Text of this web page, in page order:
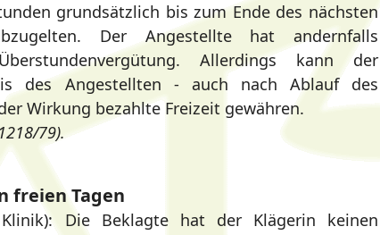
grundsätzlich bis zum Ende des nächsten
Der Angestellte hat andernfalls
Allerdings kann der
des Angestellten - auch nach Ablauf des
Wirkung bezahlte Freizeit gewähren.
79).
freien Tagen
Die Beklagte hat der Klägerin keinen